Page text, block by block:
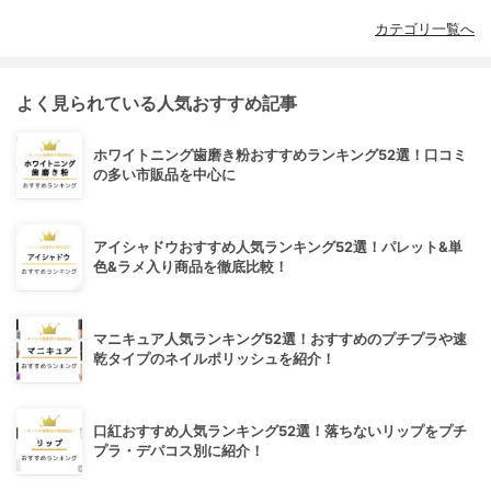
カテゴリ一覧へ
よく見られている人気おすすめ記事
ホワイトニング歯磨き粉おすすめランキング52選！口コミ
の多い市販品を中心に
アイシャドウおすすめ人気ランキング52選！パレット&単
色&ラメ入り商品を徹底比較！
マニキュア人気ランキング52選！おすすめのプチプラや速
乾タイプのネイルポリッシュを紹介！
口紅おすすめ人気ランキング52選！落ちないリップをプチ
プラ・デパコス別に紹介！